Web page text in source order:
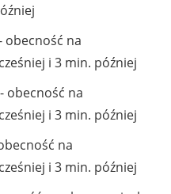
obecność na
i 3 min. później
- obecność na
i 3 min. później
na
i 3 min. później